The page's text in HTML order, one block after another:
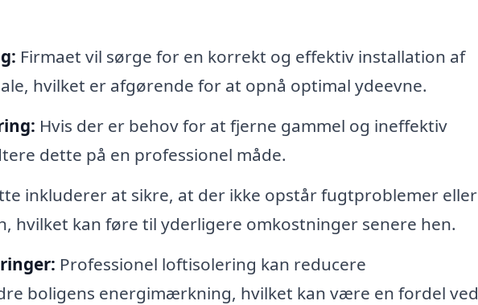
Firmaet vil sørge for en korrekt og effektiv installation af
hvilket er afgørende for at opnå optimal ydeevne.
Hvis der er behov for at fjerne gammel og ineffektiv
dette på en professionel måde.
inkluderer at sikre, at der ikke opstår fugtproblemer eller
hvilket kan føre til yderligere omkostninger senere hen.
Professionel loftisolering kan reducere
boligens energimærkning, hvilket kan være en fordel ved